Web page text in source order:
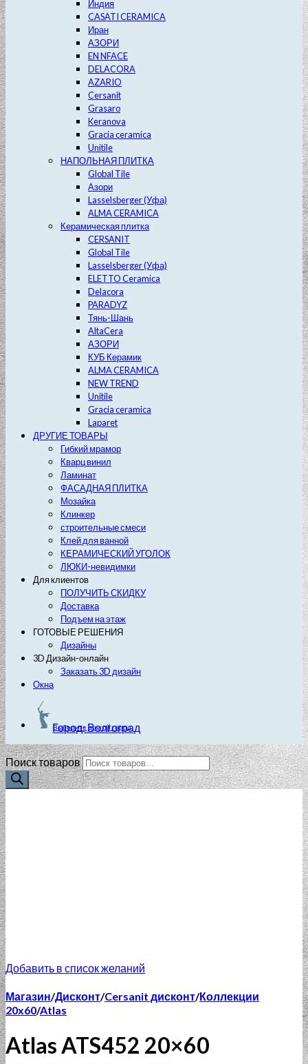
Индия
CASATI CERAMICA
Иран
АЗОРИ
EN NFACE
DELACORA
AZARIO
Cersanit
Grasaro
Keranova
Gracia ceramica
Unitile
НАПОЛЬНАЯ ПЛИТКА
Global Tile
Азори
Lasselsberger (Уфа)
ALMA CERAMICA
Керамическая плитка
CERSANIT
Global Tile
Lasselsberger (Уфа)
ELETTO Ceramica
Delacora
PARADYZ
Тянь-Шань
AltaCera
АЗОРИ
КУБ Керамик
ALMA CERAMICA
NEW TREND
Unitile
Gracia ceramica
Laparet
ДРУГИЕ ТОВАРЫ
Гибкий мрамор
Кварц винил
Ламинат
ФАСАДНАЯ ПЛИТКА
Мозайка
Клинкер
строительные смеси
Клей для ванной
КЕРАМИЧЕСКИЙ УГОЛОК
ЛЮКИ-невидимки
Для клиентов
ПОЛУЧИТЬ СКИДКУ
Доставка
Подъем на этаж
ГОТОВЫЕ РЕШЕНИЯ
Дизайны
3D Дизайн-онлайн
Заказать 3D дизайн
Окна
Город: Волгоград
Выберите другой город
Поиск товаров
Добавить в список желаний
Магазин/Дисконт/Cersanit дисконт/Коллекции
20x60/Atlas
Atlas ATS452 20×60